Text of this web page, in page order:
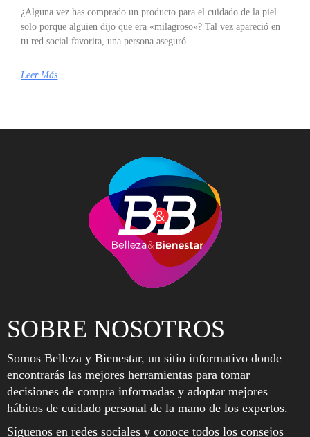
¿Alguna vez has comprado un producto para el cuidado de la piel
solo porque alguien dijo que era «milagroso»? Tal vez apareció en
tu red social favorita, una persona aseguró
Leer Más
SOBRE NOSOTROS
Somos Belleza y Bienestar, un sitio informativo donde
encontrarás las mejores herramientas para tomar
decisiones de compra informadas y adoptar mejores
hábitos de cuidado personal de la mano de los expertos.
Síguenos en redes sociales y conoce todos los consejos